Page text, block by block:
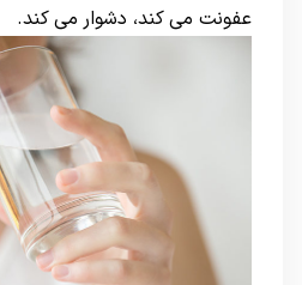
عفونت می کند، دشوار می کند.